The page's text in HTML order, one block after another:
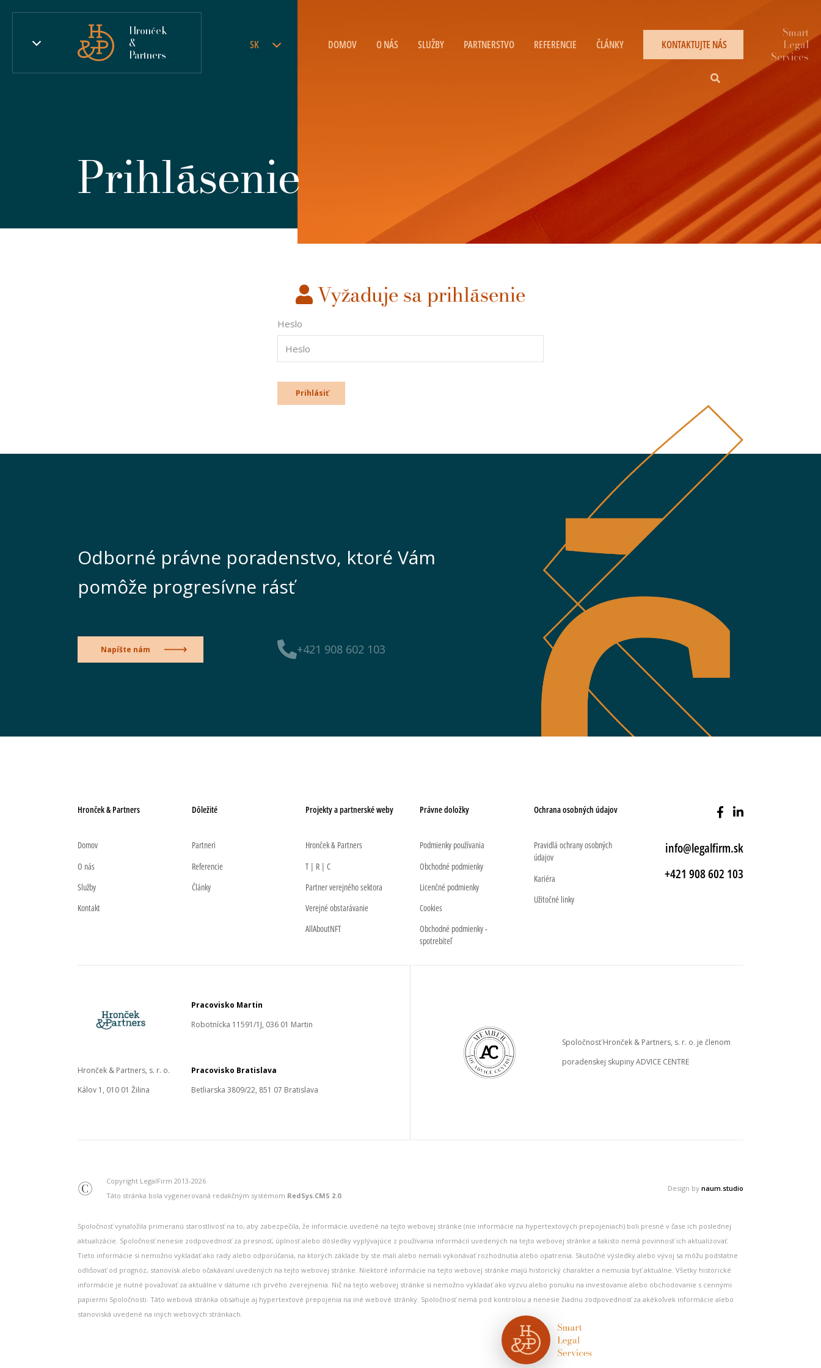
Hronček
&
Partners
SK DOMOV O NÁS SLUŽBY PARTNERSTVO REFERENCIE ČLÁNKY KONTAKTUJTE NÁS
Prihlásenie
Vyžaduje sa prihlásenie
Heslo
Prihlásiť
Odborné právne poradenstvo, ktoré Vám
pomôže progresívne rásť
+421 908 602 103
Napíšte nám
Hronček & Partners
Domov
O nás
Služby
Kontakt
Dôležité
Partneri
Referencie
Články
Projekty a partnerské weby
Hronček & Partners
T | R | C
Partner verejného sektora
Verejné obstarávanie
AllAboutNFT
Právne doložky
Podmienky používania
Obchodné podmienky
Licenčné podmienky
Cookies
Obchodné podmienky -
spotrebiteľ
Ochrana osobných údajov
Pravidlá ochrany osobných
údajov
Kariéra
Užitočné linky
info@legalfirm.sk
+421 908 602 103
Pracovisko Martin
Robotnícka 11591/1J, 036 01 Martin
Hronček & Partners, s. r. o.
Kálov 1, 010 01 Žilina
Pracovisko Bratislava
Betliarska 3809/22, 851 07 Bratislava
Spoločnosť Hronček & Partners, s. r. o. je členom
poradenskej skupiny ADVICE CENTRE
©
Copyright LegalFirm 2013-2026
Táto stránka bola vygenerovaná redakčným systémom RedSys.CMS 2.0.
Design by naum.studio
Spoločnosť vynaložila primeranú starostlivosť na to, aby zabezpečila, že informácie uvedené na tejto webovej stránke (nie informácie na hypertextových prepojeniach) boli presné v čase ich poslednej
aktualizácie. Spoločnosť nenesie zodpovednosť za presnosť, úplnosť alebo dôsledky vyplývajúce z používania informácií uvedených na tejto webovej stránke a takisto nemá povinnosť ich aktualizovať.
Tieto informácie si nemožno vykladať ako rady alebo odporúčania, na ktorých základe by ste mali alebo nemali vykonávať rozhodnutia alebo opatrenia. Skutočné výsledky alebo vývoj sa môžu podstatne
odlišovať od prognóz, stanovísk alebo očakávaní uvedených na tejto webovej stránke. Niektoré informácie na tejto webovej stránke majú historický charakter a nemusia byť aktuálne. Všetky historické
informácie je nutné považovať za aktuálne v dátume ich prvého zverejnenia. Nič na tejto webovej stránke si nemožno vykladať ako výzvu alebo ponuku na investovanie alebo obchodovanie s cennými
papiermi Spoločnosti. Táto webová stránka obsahuje aj hypertextové prepojenia na iné webové stránky. Spoločnosť nemá pod kontrolou a nenesie žiadnu zodpovednosť za akékoľvek informácie alebo
stanoviská uvedené na iných webových stránkach.